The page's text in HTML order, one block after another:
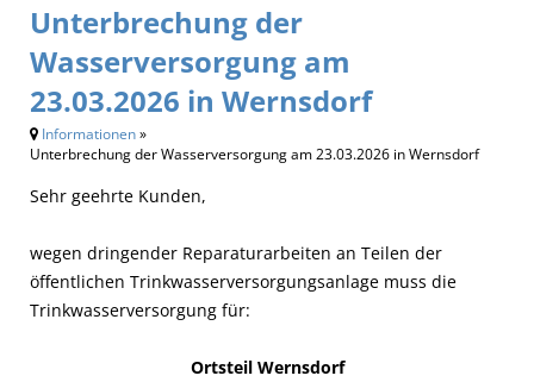
Unterbrechung der
Wasserversorgung am
23.03.2026 in Wernsdorf
Informationen»
Unterbrechung der Wasserversorgung am 23.03.2026 in Wernsdorf
Sehr geehrte Kunden,
wegen dringender Reparaturarbeiten an Teilen der
öffentlichen Trinkwasserversorgungsanlage muss die
Trinkwasserversorgung für:
Ortsteil Wernsdorf